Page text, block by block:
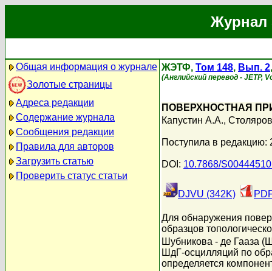
Журнал
Общая информация о журнале
Золотые страницы
Адреса редакции
Содержание журнала
Сообщения редакции
Правила для авторов
Загрузить статью
Проверить статус статьи
ЖЭТФ, Том 148, Вып. 2
(Английский перевод - JETP,
ПОВЕРХНОСТНАЯ
Капустин А.А.,
Поступила в редакцию:
DOI: 10.7868/
DJVU (342K)
Для обнаружения
образцов
Шубникова - де Гааза
ШдГ-осцилляций по
определяется